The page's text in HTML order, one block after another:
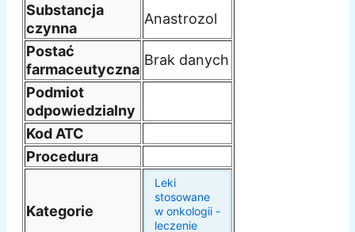
Substancja
czynna
Anastrozol
Postać
farmaceutyczna
Brak danych
Podmiot
odpowiedzialny
Kod ATC
Procedura
Kategorie
Leki
stosowane
w onkologii -
leczenie